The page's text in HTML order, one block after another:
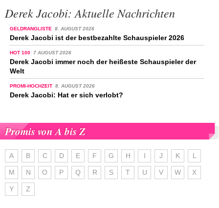
Derek Jacobi: Aktuelle Nachrichten
GELDRANGLISTE 8. AUGUST 2026
Derek Jacobi ist der bestbezahlte Schauspieler 2026
HOT 100 7 AUGUST 2026
Derek Jacobi immer noch der heißeste Schauspieler der
Welt
PROMI-HOCHZEIT 8. AUGUST 2026
Derek Jacobi: Hat er sich verlobt?
Promis von A bis Z
A B C D E F G H I J K L
M N O P Q R S T U V W X
Y Z